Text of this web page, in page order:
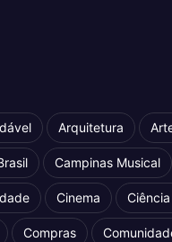
Arquitetura
Campinas Musical
Cinema
Compras